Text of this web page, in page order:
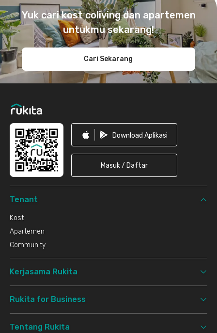
Yuk cari kost coliving dan apartemen
untukmu sekarang!
Cari Sekarang
Download Aplikasi
Masuk / Daftar
Tenant
Kost
Apartemen
Community
Kerjasama Rukita
Rukita for Business
Tentang Rukita